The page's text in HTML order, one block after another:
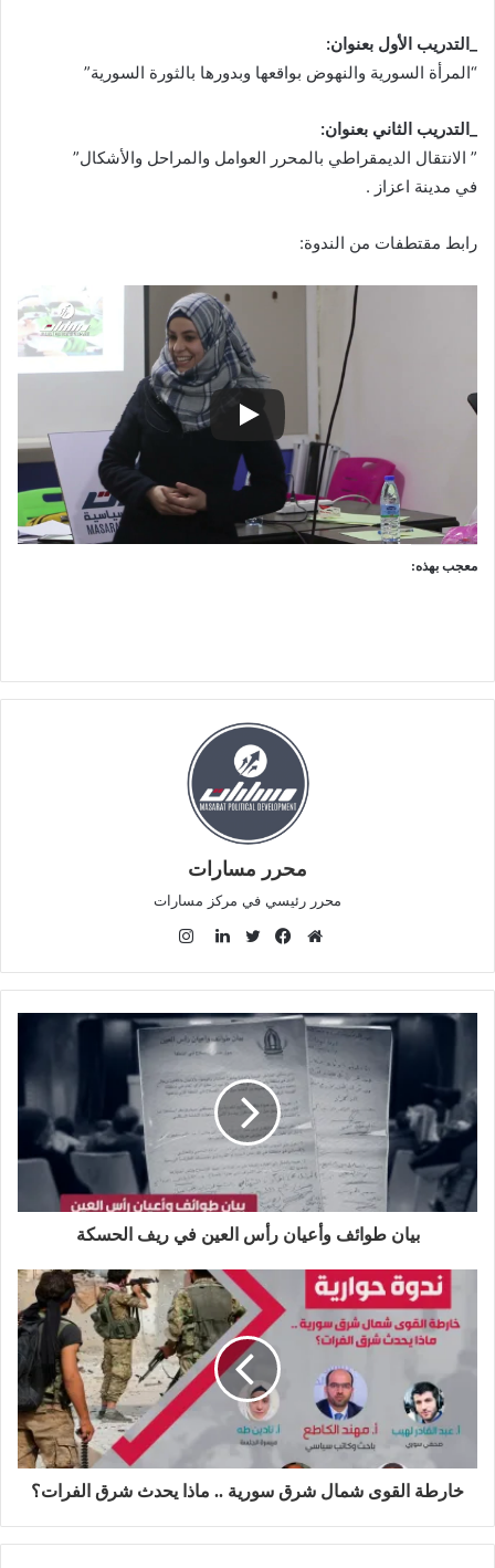
_التدريب الأول بعنوان:
“المرأة السورية والنهوض بواقعها وبدورها بالثورة السورية”
_التدريب الثاني بعنوان:
” الانتقال الديمقراطي بالمحرر العوامل والمراحل والأشكال”
في مدينة اعزاز .
رابط مقتطفات من الندوة:
معجب بهذه:
محرر مسارات
محرر رئيسي في مركز مسارات
و
ق
ع
ا
و
ب
ي
س
ب
و
ك
و
ي
ت
ي
ن
ك
د
إ
ن
س
ت
ق
ا
م
بيان طوائف وأعيان رأس العين في ريف الحسكة
خارطة القوى شمال شرق سورية .. ماذا يحدث شرق الفرات؟